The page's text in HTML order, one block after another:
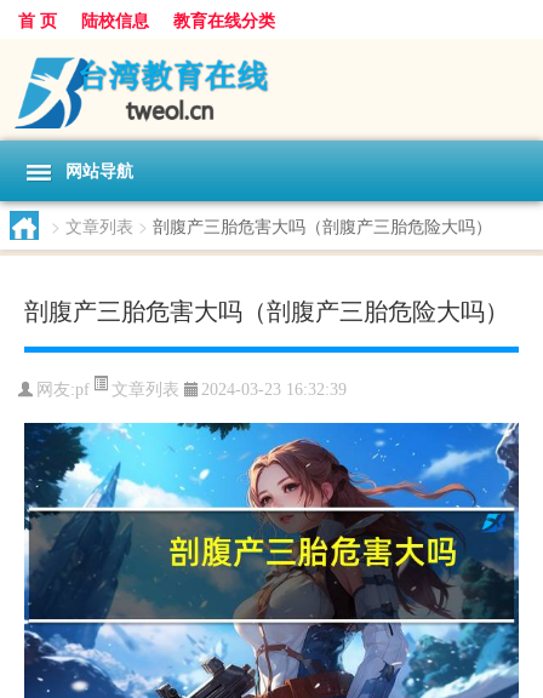
首 页 陆校信息 教育在线分类
网站导航
> 文章列表 > 剖腹产三胎危害大吗（剖腹产三胎危险大吗）
剖腹产三胎危害大吗（剖腹产三胎危险大吗）
网友:pf 文章列表 2024-03-23 16:32:39